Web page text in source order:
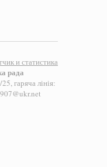
рада
гаряча лінія: